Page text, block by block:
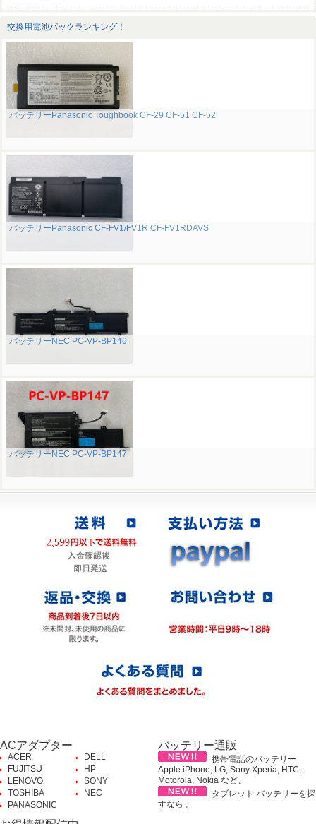
交換用電池パックランキング！
バッテリーPanasonic Toughbook CF-29 CF-51 CF-52
バッテリーPanasonic CF-FV1/FV1R CF-FV1RDAVS
バッテリーNEC PC-VP-BP146
バッテリーNEC PC-VP-BP147
ACアダプター
ACER
DELL
FUJITSU
HP
LENOVO
SONY
TOSHIBA
NEC
PANASONIC
バッテリー通販
携帯電話のバッテリー
Apple iPhone, LG, Sony Xperia, HTC,
Motorola, Nokia など、
タブレット バッテリーを探
すなら 。